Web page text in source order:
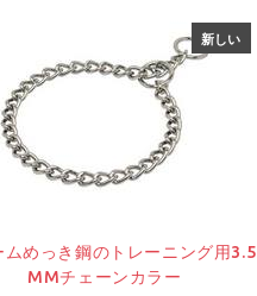
新しい
ムめっき鋼のトレーニング用3.5
MMチェーンカラー